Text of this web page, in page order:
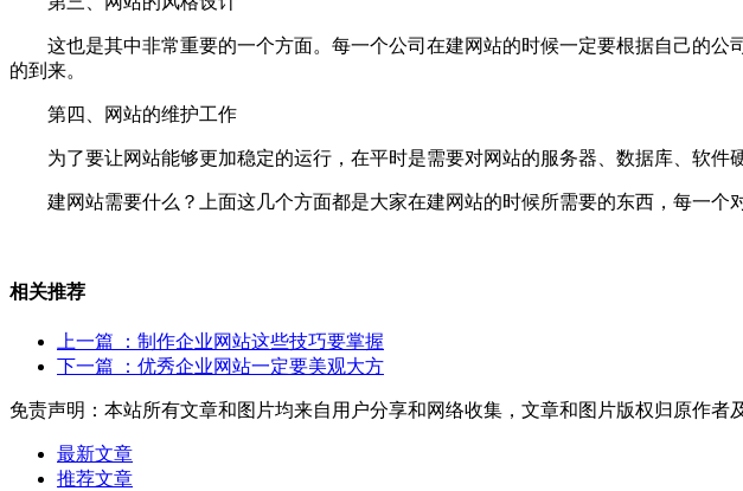
这也是其中非常重要的一个方面。每一个公司在建网站的时候一定要根据自己的公
的到来。
第四、网站的维护工作
为了要让网站能够更加稳定的运行，在平时是需要对网站的服务器、数据库、软件
建网站需要什么？上面这几个方面都是大家在建网站的时候所需要的东西，每一个
相关推荐
上一篇
：制作企业网站这些技巧要掌握
下一篇
：优秀企业网站一定要美观大方
免责声明：本站所有文章和图片均来自用户分享和网络收集，文章和图片版权归原作
最新文章
推荐文章